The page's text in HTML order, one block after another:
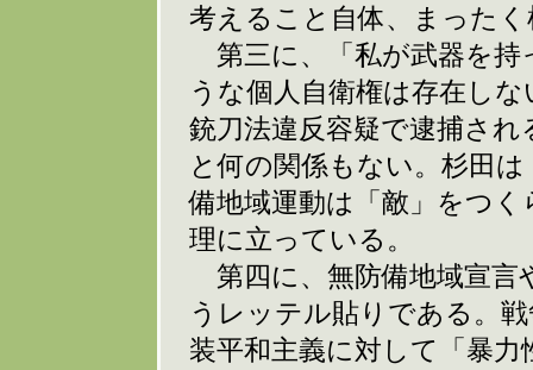
考えること自体、まった
第三に、「私が武器を持
うな個人自衛権は存在し
銃刀法違反容疑で逮捕さ
と何の関係もない。杉田
備地域運動は「敵」をつ
理に立っている。
第四に、無防備地域宣言
うレッテル貼りである。
装平和主義に対して「暴